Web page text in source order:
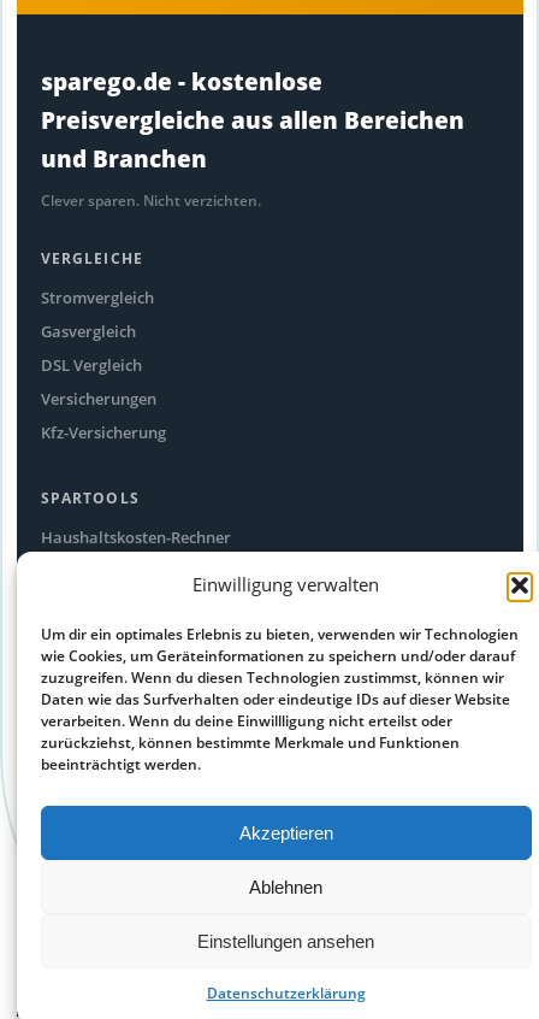
Einwilligung verwalten
Um dir ein optimales Erlebnis zu bieten, verwenden wir Technologien
wie Cookies, um Geräteinformationen zu speichern und/oder darauf
zuzugreifen. Wenn du diesen Technologien zustimmst, können wir
Daten wie das Surfverhalten oder eindeutige IDs auf dieser Website
verarbeiten. Wenn du deine Einwillligung nicht erteilst oder
zurückziehst, können bestimmte Merkmale und Funktionen
beeinträchtigt werden.
Akzeptieren
Ablehnen
Einstellungen ansehen
Datenschutzerklärung
sparego.de - kostenlose
Preisvergleiche aus allen Bereichen
und Branchen
Clever sparen. Nicht verzichten.
VERGLEICHE
Stromvergleich
Gasvergleich
DSL Vergleich
Versicherungen
Kfz-Versicherung
SPARTOOLS
Haushaltskosten-Rechner
Alle Spartipps
RECHTLICHES
Impressum
Datenschutz
Cookie-Richtlinie
Bereichen und Branchen – Alle Angaben ohne Gewähr